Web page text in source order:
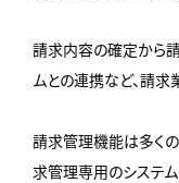
請求内容の確定から
ムとの連携など、請
請求管理機能は多く
求管理専用のシステム